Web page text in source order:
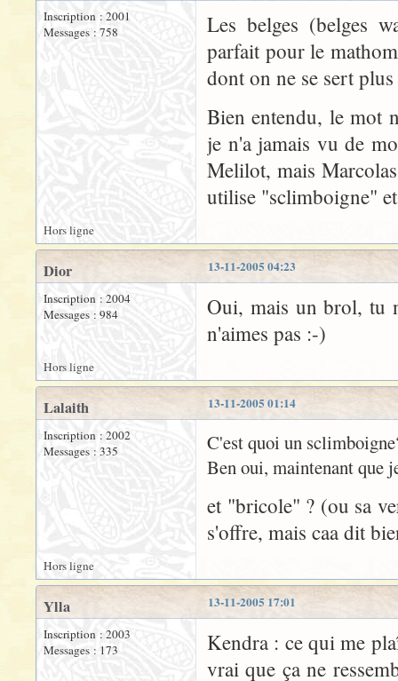
Inscription : 2001
Messages : 758
Les belges (belges
parfait pour le
dont on ne se sert
Bien entendu, le mot
je n'a jamais vu de
Melilot, mais
utilise "sclimboigne"
Hors ligne
13-11-2005 04:23
Dior
Inscription : 2004
Messages : 984
Oui, mais un brol, tu
n'aimes pas :-)
Hors ligne
13-11-2005 01:14
Lalaith
Inscription : 2002
Messages : 335
C'est quoi un
Ben oui, maintenant que
et "bricole" ? (ou sa
s'offre, mais caa dit
Hors ligne
13-11-2005 17:01
Ylla
Inscription : 2003
Messages : 173
Kendra : ce qui me
vrai que ça ne